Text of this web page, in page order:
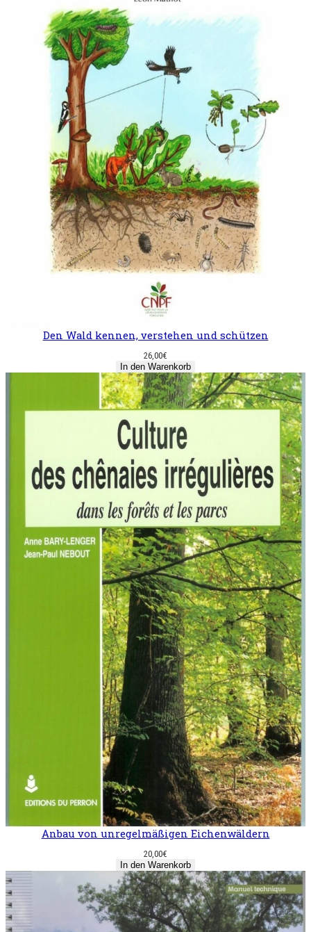
Den Wald kennen, verstehen und schützen
26,00€
In den Warenkorb
Anbau von unregelmäßigen Eichenwäldern
20,00€
In den Warenkorb